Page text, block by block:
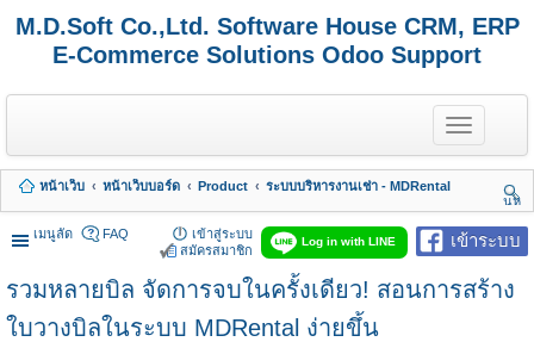
M.D.Soft Co.,Ltd. Software House CRM, ERP
E-Commerce Solutions Odoo Support
T
o
g
e
n
a
i
g
หน้าเว็บ หน้าเว็บบอร์ด Product
ระบบบริหารงานเช่า - MDRental
นห
า
เมนูลัด
เข้าระบบ
Log in with LINE
FAQ
เข้าสู่ระบบ
สมัครสมาชิก
รวมหลายบิล จัดการจบในครั้งเดียว! สอนการสร้าง
ใบวางบิลในระบบ MDRental ง่ายขึ้น